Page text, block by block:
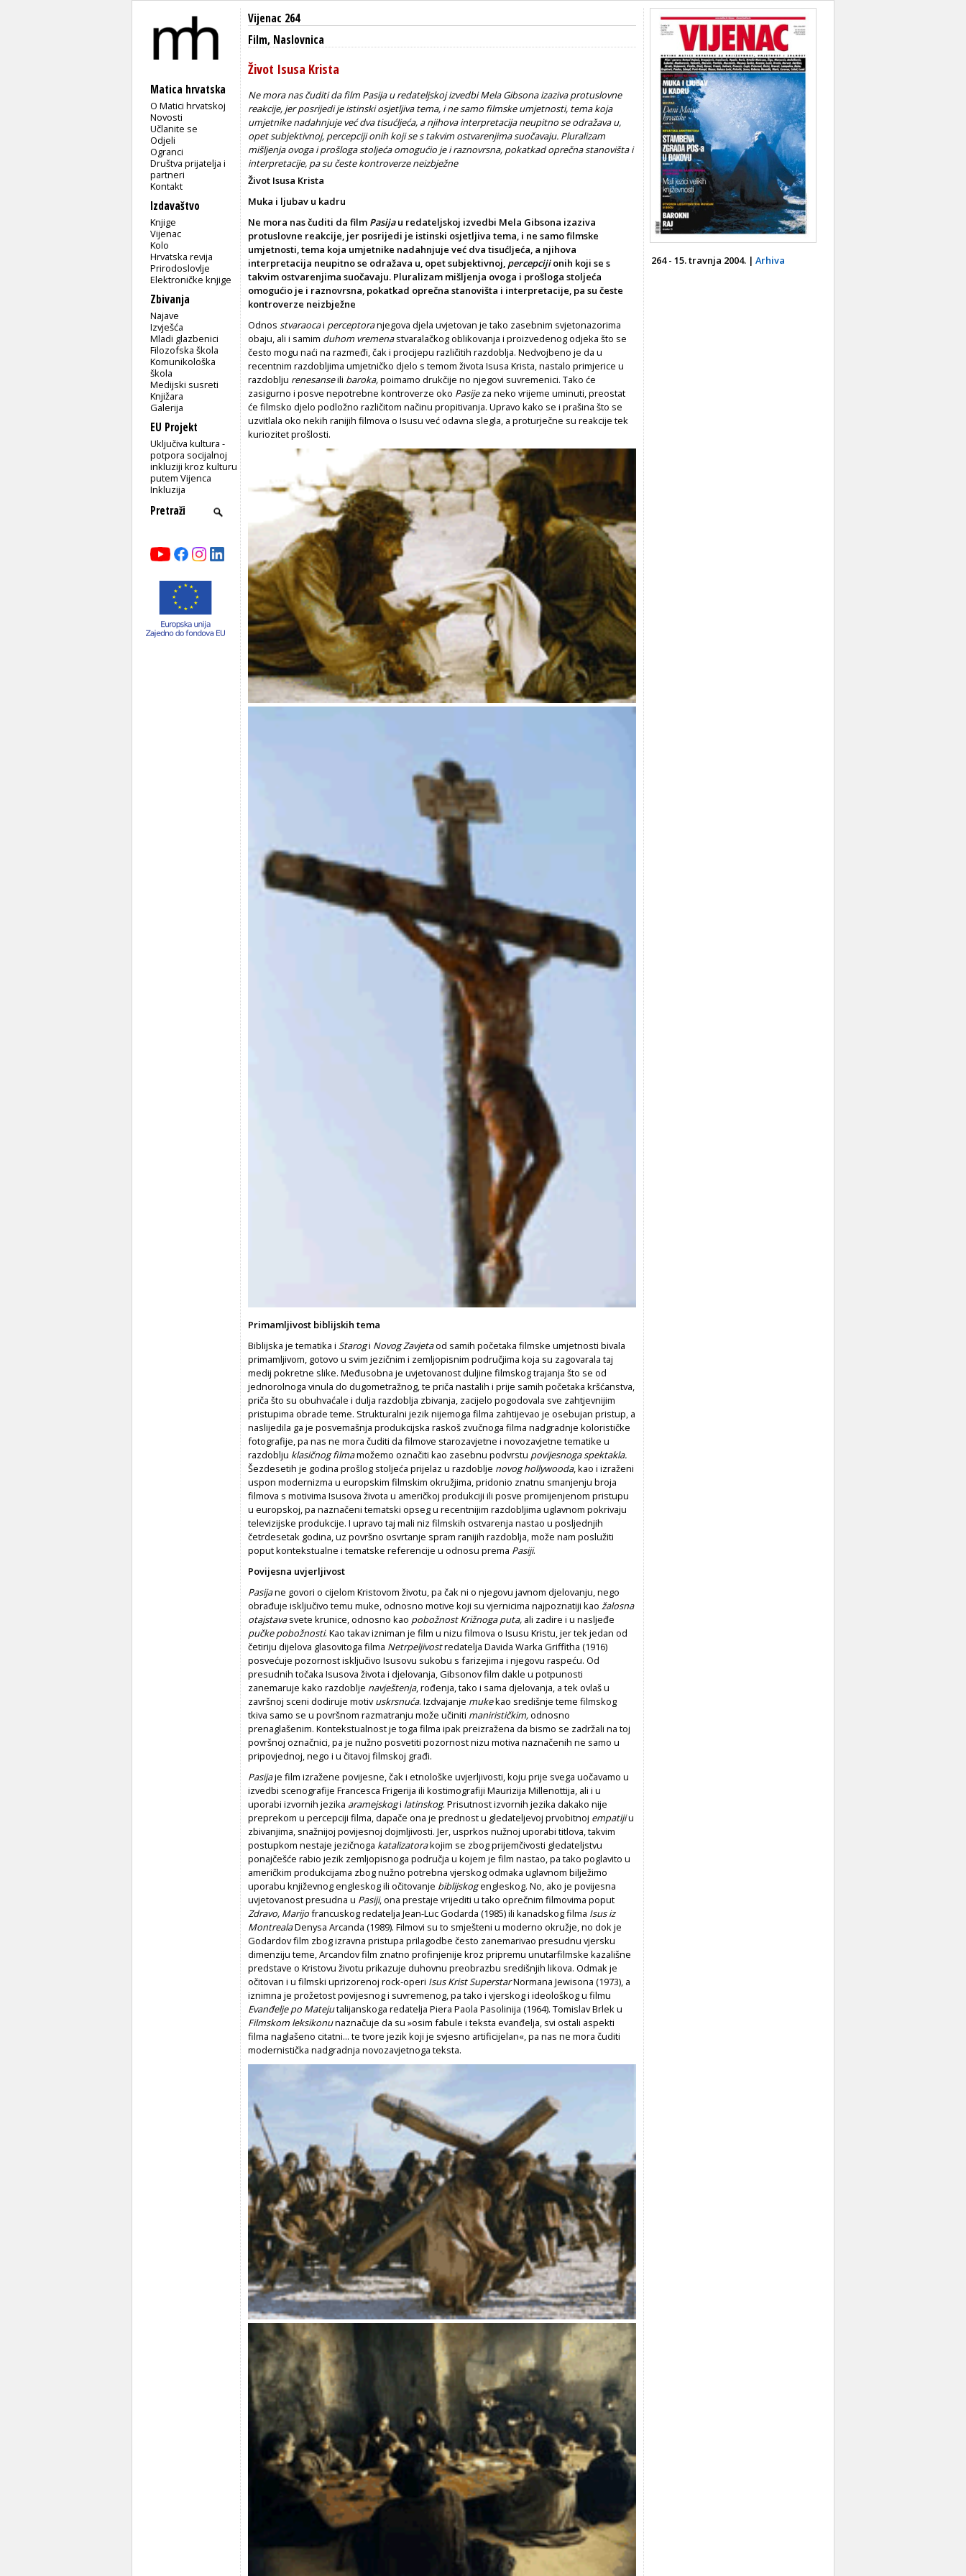
Matica hrvatska
O Matici hrvatskoj
Novosti
Učlanite se
Odjeli
Ogranci
Društva prijatelja i
partneri
Kontakt
Izdavaštvo
Knjige
Vijenac
Kolo
Hrvatska revija
Prirodoslovlje
Elektroničke knjige
Zbivanja
Najave
Izvješća
Mladi glazbenici
Filozofska škola
Komunikološka
škola
Medijski susreti
Knjižara
Galerija
EU Projekt
Uključiva kultura -
potpora socijalnoj
inkluziji kroz kulturu
putem Vijenca
Inkluzija
Vijenac 264
Film, Naslovnica
Život Isusa Krista
Ne mora nas čuditi da film Pasija u redateljskoj izvedbi Mela Gibsona izaziva protuslovne
reakcije, jer posrijedi je istinski osjetljiva tema, i ne samo filmske umjetnosti, tema koja
umjetnike nadahnjuje već dva tisućljeća, a njihova interpretacija neupitno se odražava u,
opet subjektivnoj, percepciji onih koji se s takvim ostvarenjima suočavaju. Pluralizam
mišljenja ovoga i prošloga stoljeća omogućio je i raznovrsna, pokatkad oprečna stanovišta i
interpretacije, pa su česte kontroverze neizbježne
Život Isusa Krista
Muka i ljubav u kadru
Ne mora nas čuditi da film Pasijau redateljskoj izvedbi Mela Gibsona izaziva
protuslovne reakcije, jer posrijedi je istinski osjetljiva tema, i ne samo filmske
umjetnosti, tema koja umjetnike nadahnjuje već dva tisućljeća, a njihova
interpretacija neupitno se odražava u, opet subjektivnoj, percepcijionih koji se s
takvim ostvarenjima suočavaju. Pluralizam mišljenja ovoga i prošloga stoljeća
omogućio je i raznovrsna, pokatkad oprečna stanovišta i interpretacije, pa su česte
kontroverze neizbježne
Odnos stvaraocai perceptoranjegova djela uvjetovan je tako zasebnim svjetonazorima
obaju, ali i samim duhom vremenastvaralačkog oblikovanja i proizvedenog odjeka što se
često mogu naći na razmeđi, čak i procijepu različitih razdoblja. Nedvojbeno je da u
recentnim razdobljima umjetničko djelo s temom života Isusa Krista, nastalo primjerice u
razdoblju renesanseili baroka,poimamo drukčije no njegovi suvremenici. Tako će
zasigurno i posve nepotrebne kontroverze oko Pasijeza neko vrijeme uminuti, preostat
će filmsko djelo podložno različitom načinu propitivanja. Upravo kako se i prašina što se
uzvitlala oko nekih ranijih filmova o Isusu već odavna slegla, a proturječne su reakcije tek
kuriozitet prošlosti.
Primamljivost biblijskih tema
Biblijska je tematika i Starogi Novog Zavjetaod samih početaka filmske umjetnosti bivala
primamljivom, gotovo u svim jezičnim i zemljopisnim područjima koja su zagovarala taj
medij pokretne slike. Međusobna je uvjetovanost duljine filmskog trajanja što se od
jednorolnoga vinula do dugometražnog, te priča nastalih i prije samih početaka kršćanstva,
priča što su obuhvaćale i dulja razdoblja zbivanja, zacijelo pogodovala sve zahtjevnijim
pristupima obrade teme. Strukturalni jezik nijemoga filma zahtijevao je osebujan pristup, a
naslijedila ga je posvemašnja produkcijska raskoš zvučnoga filma nadgradnje kolorističke
fotografije, pa nas ne mora čuditi da filmove starozavjetne i novozavjetne tematike u
razdoblju klasičnog filmamožemo označiti kao zasebnu podvrstu povijesnoga spektakla.
Šezdesetih je godina prošlog stoljeća prijelaz u razdoblje novog hollywooda, kao i izraženi
uspon modernizma u europskim filmskim okružjima, pridonio znatnu smanjenju broja
filmova s motivima Isusova života u američkoj produkciji ili posve promijenjenom pristupu
u europskoj, pa naznačeni tematski opseg u recentnijim razdobljima uglavnom pokrivaju
televizijske produkcije. I upravo taj mali niz filmskih ostvarenja nastao u posljednjih
četrdesetak godina, uz površno osvrtanje spram ranijih razdoblja, može nam poslužiti
poput kontekstualne i tematske referencije u odnosu prema Pasiji.
Povijesna uvjerljivost
Pasijane govori o cijelom Kristovom životu, pa čak ni o njegovu javnom djelovanju, nego
obrađuje isključivo temu muke, odnosno motive koji su vjernicima najpoznatiji kao žalosna
otajstavasvete krunice, odnosno kao pobožnost Križnoga puta, ali zadire i u nasljeđe
pučke pobožnosti. Kao takav izniman je film u nizu filmova o Isusu Kristu, jer tek jedan od
četiriju dijelova glasovitoga filma Netrpeljivostredatelja Davida Warka Griffitha (1916)
posvećuje pozornost isključivo Isusovu sukobu s farizejima i njegovu raspeću. Od
presudnih točaka Isusova života i djelovanja, Gibsonov film dakle u potpunosti
zanemaruje kako razdoblje navještenja, rođenja, tako i sama djelovanja, a tek ovlaš u
završnoj sceni dodiruje motivuskrsnuća. Izdvajanje mukekao središnje teme filmskog
tkiva samo se u površnom razmatranju može učiniti manirističkim,odnosno
prenaglašenim. Kontekstualnost je toga filma ipak preizražena da bismo se zadržali na toj
površnoj označnici, pa je nužno posvetiti pozornost nizu motiva naznačenih ne samo u
pripovjednoj, nego i u čitavoj filmskoj građi.
Pasijaje film izražene povijesne, čak i etnološke uvjerljivosti, koju prije svega uočavamo u
izvedbi scenografije Francesca Frigerija ili kostimografiji Maurizija Millenottija, ali i u
uporabi izvornih jezika aramejskogi latinskog. Prisutnost izvornih jezika dakako nije
preprekom u percepciji filma, dapače ona je prednost u gledateljevoj prvobitnoj empatijiu
zbivanjima, snažnijoj povijesnoj dojmljivosti. Jer, usprkos nužnoj uporabi titlova, takvim
postupkom nestaje jezičnoga katalizatorakojim se zbog prijemčivosti gledateljstvu
ponajčešće rabio jezik zemljopisnoga područja u kojem je film nastao, pa tako poglavito u
američkim produkcijama zbog nužno potrebna vjerskog odmaka uglavnom bilježimo
uporabu književnog engleskog ili očitovanje biblijskogengleskog. No, ako je povijesna
uvjetovanost presudna u Pasiji, ona prestaje vrijediti u tako oprečnim filmovima poput
Zdravo, Marijofrancuskog redatelja Jean-Luc Godarda (1985) ili kanadskog filma Isus iz
MontrealaDenysa Arcanda (1989). Filmovi su to smješteni u moderno okružje, no dok je
Godardov film zbog izravna pristupa prilagodbe često zanemarivao presudnu vjersku
dimenziju teme, Arcandov film znatno profinjenije kroz pripremu unutarfilmske kazališne
predstave o Kristovu životu prikazuje duhovnu preobrazbu središnjih likova. Odmak je
očitovan i u filmski uprizorenoj rock-operi Isus Krist SuperstarNormana Jewisona (1973), a
iznimna je prožetost povijesnog i suvremenog, pa tako i vjerskog i ideološkog u filmu
Evanđelje po Matejutalijanskoga redatelja Piera Paola Pasolinija (1964). Tomislav Brlek u
Filmskom leksikonunaznačuje da su »osim fabule i teksta evanđelja, svi ostali aspekti
filma naglašeno citatni... te tvore jezik koji je svjesno artificijelan«, pa nas ne mora čuditi
modernistička nadgradnja novozavjetnoga teksta.
264 - 15. travnja 2004. | Arhiva